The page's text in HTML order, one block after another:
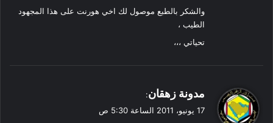
والشكر بالطبع موصول لك اخي هورنت على هذا المجهود
الطيب ،
تحياتي ،،،
ق
مدونة زهقان:
17 يونيو، 2011 الساعة 5:30 ص